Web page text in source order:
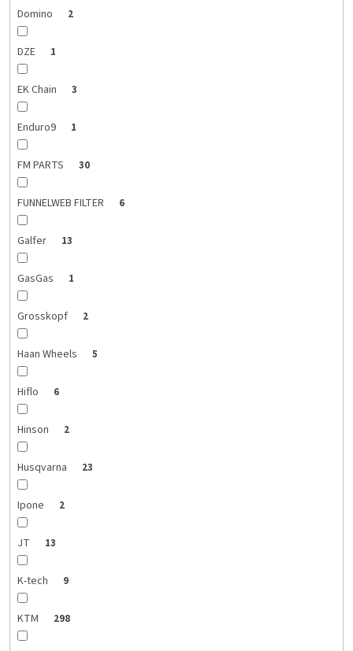
Domino 2
DZE 1
EK Chain 3
Enduro9 1
FM PARTS 30
FUNNELWEB FILTER 6
Galfer 13
GasGas 1
Grosskopf 2
Haan Wheels 5
Hiflo 6
Hinson 2
Husqvarna 23
Ipone 2
JT 13
K-tech 9
KTM 298